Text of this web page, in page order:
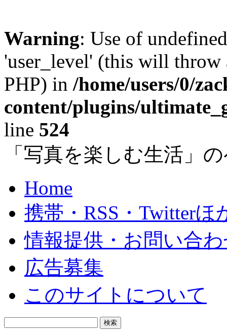
Warning: Use of
'user_level' (this will
PHP) in /home/users/0/
content/plugins/
line 524
「写真を楽しむ生活」
Home
携帯・RSS・Twitterほ
情報提供・お問い合
広告募集
このサイトについて